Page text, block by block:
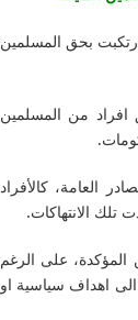
بحق المسلمين
افراد من المسلمين
العامة، كالأفراد
تلك الانتهاكات.
المؤكدة، على الرغم
اهداف سياسية او